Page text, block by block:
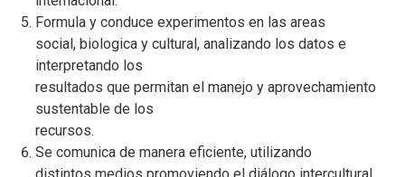
Formula y conduce experimentos en las areas
social, biologica y cultural, analizando los datos e
interpretando los
resultados que permitan el manejo y aprovechamiento
sustentable de los
recursos.
Se comunica de manera eficiente, utilizando